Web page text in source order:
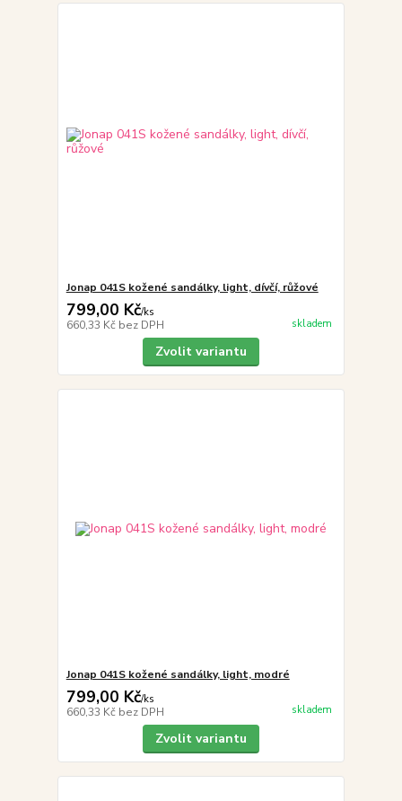
Jonap 041S kožené sandálky, light, dívčí, růžové
799,00 Kč/ks
660,33 Kč bez DPH skladem
Zvolit variantu
Jonap 041S kožené sandálky, light, modré
799,00 Kč/ks
660,33 Kč bez DPH skladem
Zvolit variantu